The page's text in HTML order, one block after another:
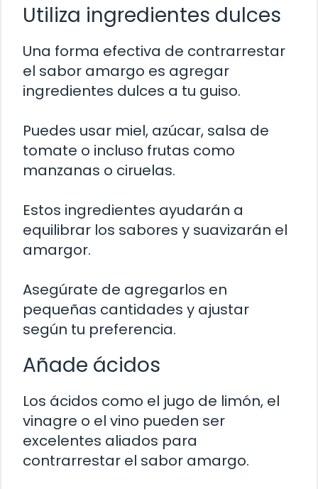
Utiliza ingredientes dulces
Una forma efectiva de contrarrestar
el sabor amargo es agregar
ingredientes dulces a tu guiso.
Puedes usar miel, azúcar, salsa de
tomate o incluso frutas como
manzanas o ciruelas.
Estos ingredientes ayudarán a
equilibrar los sabores y suavizarán el
amargor.
Asegúrate de agregarlos en
pequeñas cantidades y ajustar
según tu preferencia.
Añade ácidos
Los ácidos como el jugo de limón, el
vinagre o el vino pueden ser
excelentes aliados para
contrarrestar el sabor amargo.